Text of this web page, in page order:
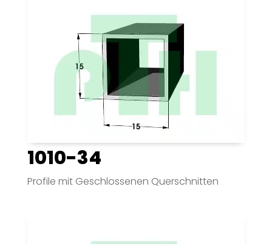
1010-34
Profile mit Geschlossenen Querschnitten